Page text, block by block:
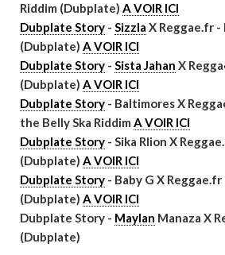
Riddim (Dubplate) A VOIR ICI
Dubplate Story - Sizzla X Reggae.fr -
(Dubplate) A VOIR ICI
Dubplate Story - Sista Jahan X
(Dubplate) A VOIR ICI
Dubplate Story - Baltimores X
the Belly Ska Riddim A VOIR ICI
Dubplate Story - Sika Rlion X
(Dubplate) A VOIR ICI
Dubplate Story - Baby G X
(Dubplate) A VOIR ICI
Dubplate Story - Maylan Manaza X
(Dubplate)